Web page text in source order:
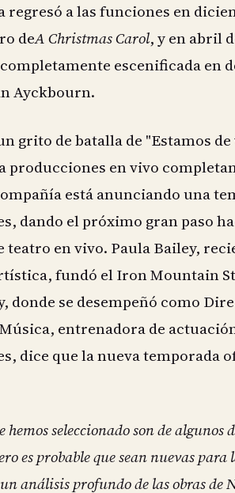
regresó a las funciones en
deA Christmas Carol, y en abril
escenificada en
Ayckbourn.
grito de batalla de "Estamos de
producciones en vivo
está anunciando una
dando el próximo gran paso
teatro en vivo. Paula Bailey,
fundó el Iron Mountain
donde se desempeñó como
entrenadora de
dice que la nueva temporada
hemos seleccionado son de
es probable que sean nuevas
análisis profundo de las obras de